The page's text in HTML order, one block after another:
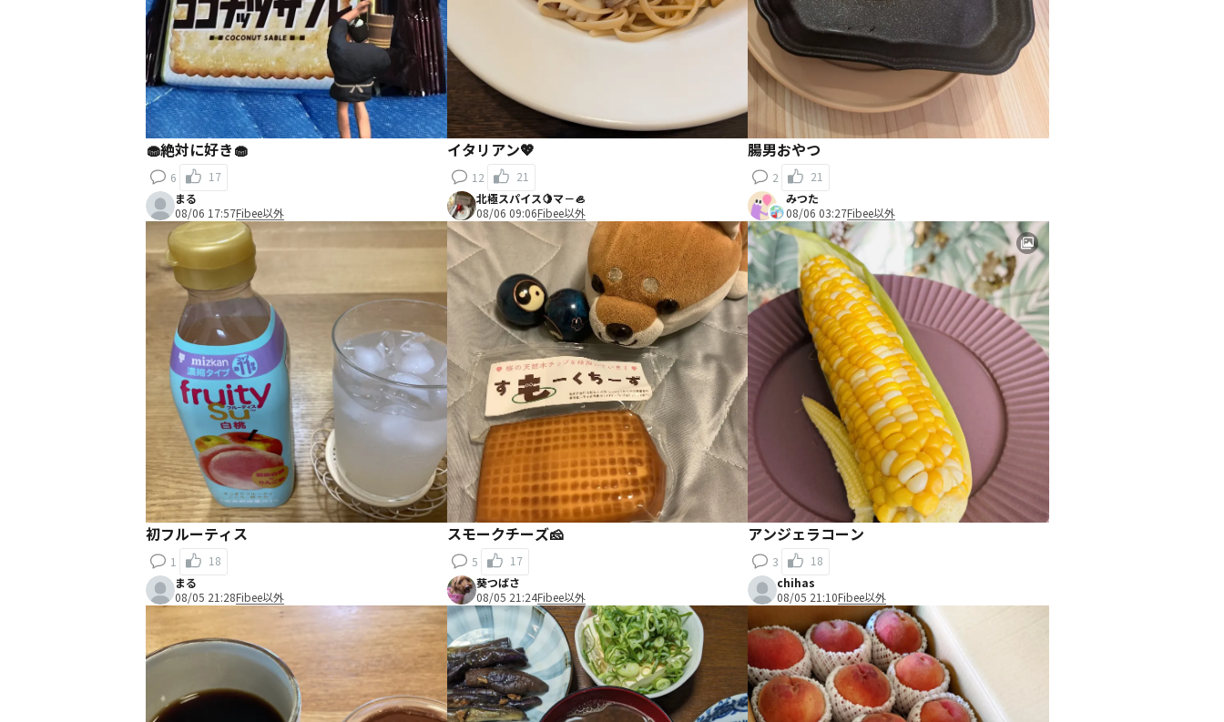
🧁絶対に好き🧁
6 17
イタリアン💖
12 21
腸男おやつ
2
21
まる
08/06 17:57Fibee以外
初フルーティス
1 18
北極スパイス🍋マ－🦪
08/06 09:06Fibee以外
スモークチーズ🧀
5 17
みつた
08/06 03:27Fibee以外
アンジェラコーン
3
18
まる
08/05 21:28Fibee以外
葵つばさ
08/05 21:24Fibee以外
chihas
08/05 21:10Fibee以外